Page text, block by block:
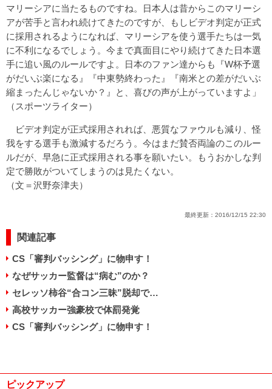
マリーシアに当たるものですね。日本人は昔からこのマリーシ
アが苦手と言われ続けてきたのですが、もしビデオ判定が正式
に採用されるようになれば、マリーシアを使う選手たちは一気
に不利になるでしょう。今まで真面目にやり続けてきた日本選
手に追い風のルールですよ。日本のファン達からも『W杯予選
がだいぶ楽になる』『中東勢終わった』『南米との差がだいぶ
縮まったんじゃないか？』と、喜びの声が上がっていますよ」
（スポーツライター）
ビデオ判定が正式採用されれば、悪質なファウルも減り、怪
我をする選手も激減するだろう。今はまだ賛否両論のこのルー
ルだが、早急に正式採用される事を願いたい。もうおかしな判
定で勝敗がついてしまうのは見たくない。
（文＝沢野奈津夫）
最終更新： 2016/12/15 22:30
関連記事
CS「審判バッシング」に物申す！
なぜサッカー監督は“病む”のか？
セレッソ柿谷“合コン三昧”脱却で…
高校サッカー強豪校で体罰発覚
CS「審判バッシング」に物申す！
ピックアップ